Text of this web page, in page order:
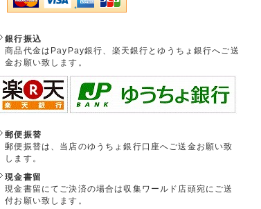
銀行振込
商品代金はPayPay銀行、楽天銀行とゆうちょ銀行へご送
金お願い致します。
郵便振替
郵便振替は、当店のゆうちょ銀行口座へご送金お願い致
します。
現金書留
現金書留にてご決済の場合は収集ワールド店頭宛にご送
付お願い致します。